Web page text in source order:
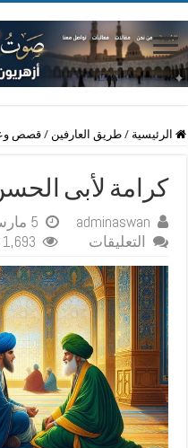
الرئيسية / طريق العارفين / قصص
كرامة لأبى
adminaswan 5 مارس، 2021
التعليقات
لأبى
الحسن
الزاهد
مغلقة
1,693 زيارة